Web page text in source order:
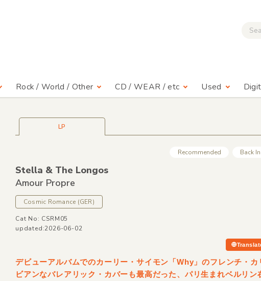
Rock / World / Other CD / WEAR / etc Used
LP
Recommended Back In
Stella &The Longos
Amour Propre
Cosmic Romance (GER)
Cat No: CSRM05
updated:2026-06-02
デビューアルバムでのカーリー・サイモン「Why」のフレンチ・カ
ビアンなバレアリック・カバーも最高だった、パリ生まれベルリン